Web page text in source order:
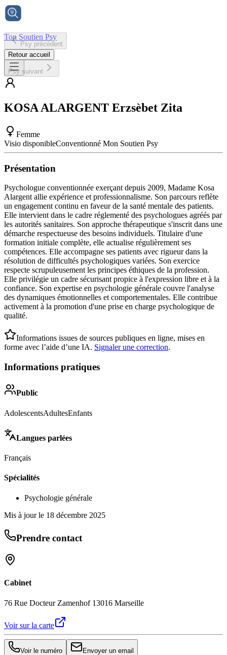
Ton Soutien Psy
Accueil
Psy précédent
Retour accueil
Psy suivant
KOSA ALARGENT Erzsèbet Zita
Femme
Visio disponibleConventionné Mon Soutien Psy
Présentation
Psychologue conventionnée exerçant depuis 2009, Madame Kosa
Alargent allie expérience et professionnalisme. Son parcours reflète
un engagement continu en faveur de la santé mentale des patients.
Elle intervient dans le cadre réglementé des psychologues agréés par
les autorités sanitaires. Son approche thérapeutique s'inscrit dans une
démarche respectueuse des besoins individuels. Titulaire d'une
formation initiale complète, elle actualise régulièrement ses
compétences. Elle accompagne ses patients avec rigueur dans la
résolution de difficultés psychologiques variées. Son exercice
respecte scrupuleusement les principes éthiques de la profession.
Elle privilégie un cadre sécurisant propice à l'expression libre et à la
confiance. Son expertise en psychologie générale couvre l'analyse
des dynamiques émotionnelles et comportementales. Elle contribue
activement à la promotion d'une prise en charge psychologique de
qualité.
Informations issues de sources publiques en ligne, mises en
forme avec l’aide d’une IA. Signaler une correction.
Informations pratiques
Public
AdolescentsAdultesEnfants
Langues parlées
Français
Spécialités
Psychologie générale
Mis à jour le 18 décembre 2025
Prendre contact
Cabinet
76 Rue Docteur Zamenhof 13016 Marseille
Voir sur la carte
Voir le numéro Envoyer un email